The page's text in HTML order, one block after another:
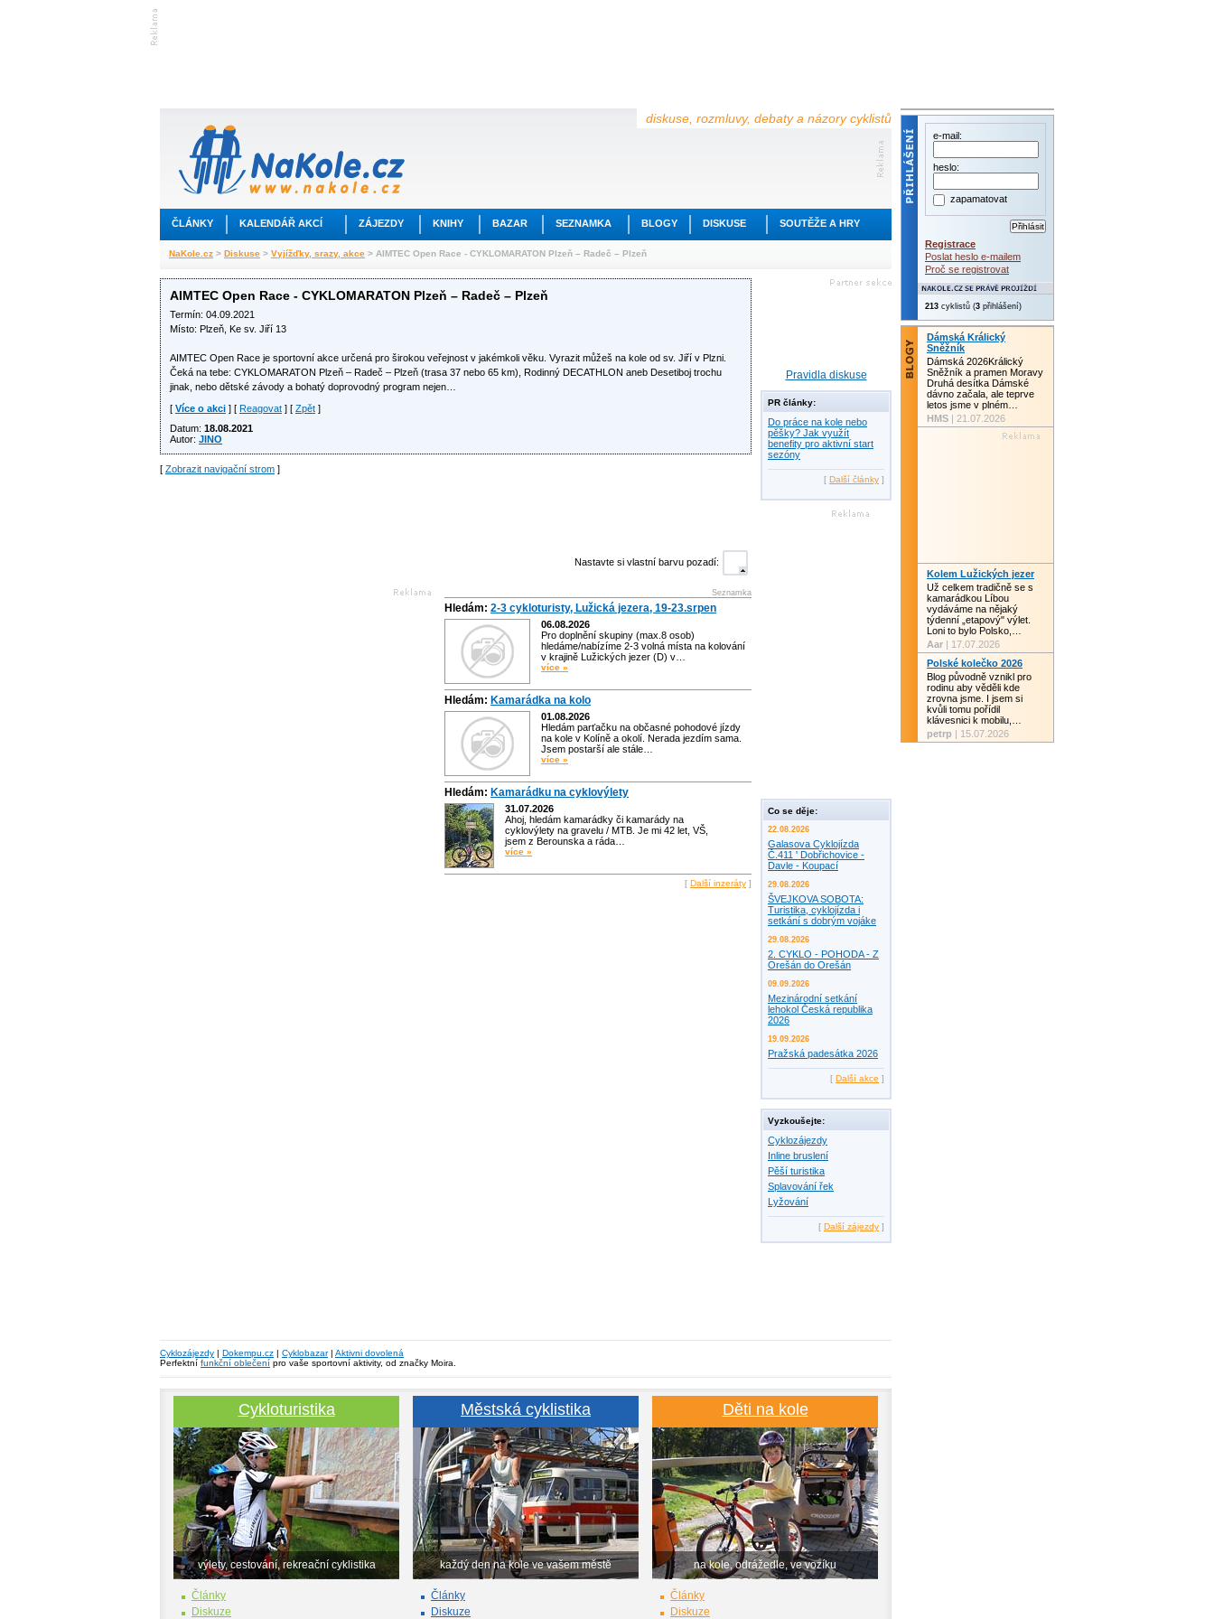
diskuse, rozmluvy, debaty a názory cyklistů
ČLÁNKY KALENDÁŘ AKCÍ ZÁJEZDY KNIHY BAZAR SEZNAMKA BLOGY DISKUSE SOUTĚŽE A HRY
NaKole.cz > Diskuse > Vyjížďky, srazy, akce > AIMTEC Open Race - CYKLOMARATON Plzeň – Radeč – Plzeň
AIMTEC Open Race - CYKLOMARATON Plzeň – Radeč – Plzeň
Termín: 04.09.2021
Místo: Plzeň, Ke sv. Jiří 13
AIMTEC Open Race je sportovní akce určená pro širokou veřejnost v jakémkoli věku. Vyrazit můžeš na kole od sv. Jiří v Plzni.
Čeká na tebe: CYKLOMARATON Plzeň – Radeč – Plzeň (trasa 37 nebo 65 km), Rodinný DECATHLON aneb Desetiboj trochu
jinak, nebo dětské závody a bohatý doprovodný program nejen…
[ Více o akci ] [ Reagovat ] [ Zpět ]
Datum: 18.08.2021
Autor: JINO
[ Zobrazit navigační strom ]
Nastavte si vlastní barvu pozadí:
Seznamka
Hledám: 2-3 cykloturisty, Lužická jezera, 19-23.srpen
06.08.2026
Pro doplnění skupiny (max.8 osob)
hledáme/nabízíme 2-3 volná místa na kolování
v krajině Lužických jezer (D) v…
více »
Hledám: Kamarádka na kolo
01.08.2026
Hledám parťačku na občasné pohodové jízdy
na kole v Kolíně a okolí. Nerada jezdím sama.
Jsem postarší ale stále…
více »
Hledám: Kamarádku na cyklovýlety
31.07.2026
Ahoj, hledám kamarádky či kamarády na
cyklovýlety na gravelu / MTB. Je mi 42 let, VŠ,
jsem z Berounska a ráda…
více »
[ Další inzeráty ]
Pravidla diskuse
PR články:
Do práce na kole nebo
pěšky? Jak využít
benefity pro aktivní start
sezóny
[ Další články ]
Co se děje:
22.08.2026
Galasova Cyklojízda
Č.411 ' Dobřichovice -
Davle - Koupací
29.08.2026
ŠVEJKOVA SOBOTA:
Turistika, cyklojízda i
setkání s dobrým vojáke
29.08.2026
2. CYKLO - POHODA - Z
Orešán do Orešán
09.09.2026
Mezinárodní setkání
lehokol Česká republika
2026
19.09.2026
Pražská padesátka 2026
[ Další akce ]
Vyzkoušejte:
Cyklozájezdy
Inline bruslení
Pěší turistika
Splavování řek
Lyžování
[ Další zájezdy ]
Cyklozájezdy | Dokempu.cz | Cyklobazar| Aktivni dovolená
Perfektní funkční oblečení pro vaše sportovní aktivity, od značky Moira.
Cykloturistika
výlety, cestování, rekreační cyklistika
Články
Diskuze
Městská cyklistika
každý den na kole ve vašem městě
Články
Diskuze
Děti na kole
na kole, odrážedle, ve vozíku
Články
Diskuze
e-mail:
heslo:
zapamatovat
Registrace
Poslat heslo e-mailem
Proč se registrovat
213 cyklistů (3 přihlášení)
Dámská Králický
Sněžník
Dámská 2026Králický
Sněžník a pramen Moravy
Druhá desítka Dámské
dávno začala, ale teprve
letos jsme v plném…
HMS | 21.07.2026
Kolem Lužických jezer
Už celkem tradičně se s
kamarádkou Líbou
vydáváme na nějaký
týdenní „etapový" výlet.
Loni to bylo Polsko,…
Aar | 17.07.2026
Polské kolečko 2026
Blog původně vznikl pro
rodinu aby věděli kde
zrovna jsme. I jsem si
kvůli tomu pořídil
klávesnici k mobilu,…
petrp | 15.07.2026